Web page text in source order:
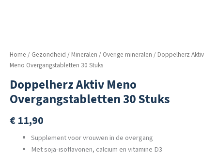
Home / Gezondheid / Mineralen / Overige mineralen / Doppelherz Aktiv
Meno Overgangstabletten 30 Stuks
Doppelherz Aktiv Meno
Overgangstabletten 30 Stuks
€11,90
Supplement voor vrouwen in de overgang
Met soja-isoflavonen, calcium en vitamine D3